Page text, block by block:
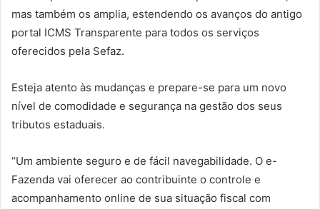
mas também os amplia, estendendo os avanços do antigo
portal ICMS Transparente para todos os serviços
oferecidos pela Sefaz.
Esteja atento às mudanças e prepare-se para um novo
nível de comodidade e segurança na gestão dos seus
tributos estaduais.
“Um ambiente seguro e de fácil navegabilidade. O e-
Fazenda vai oferecer ao contribuinte o controle e
acompanhamento online de sua situação fiscal com